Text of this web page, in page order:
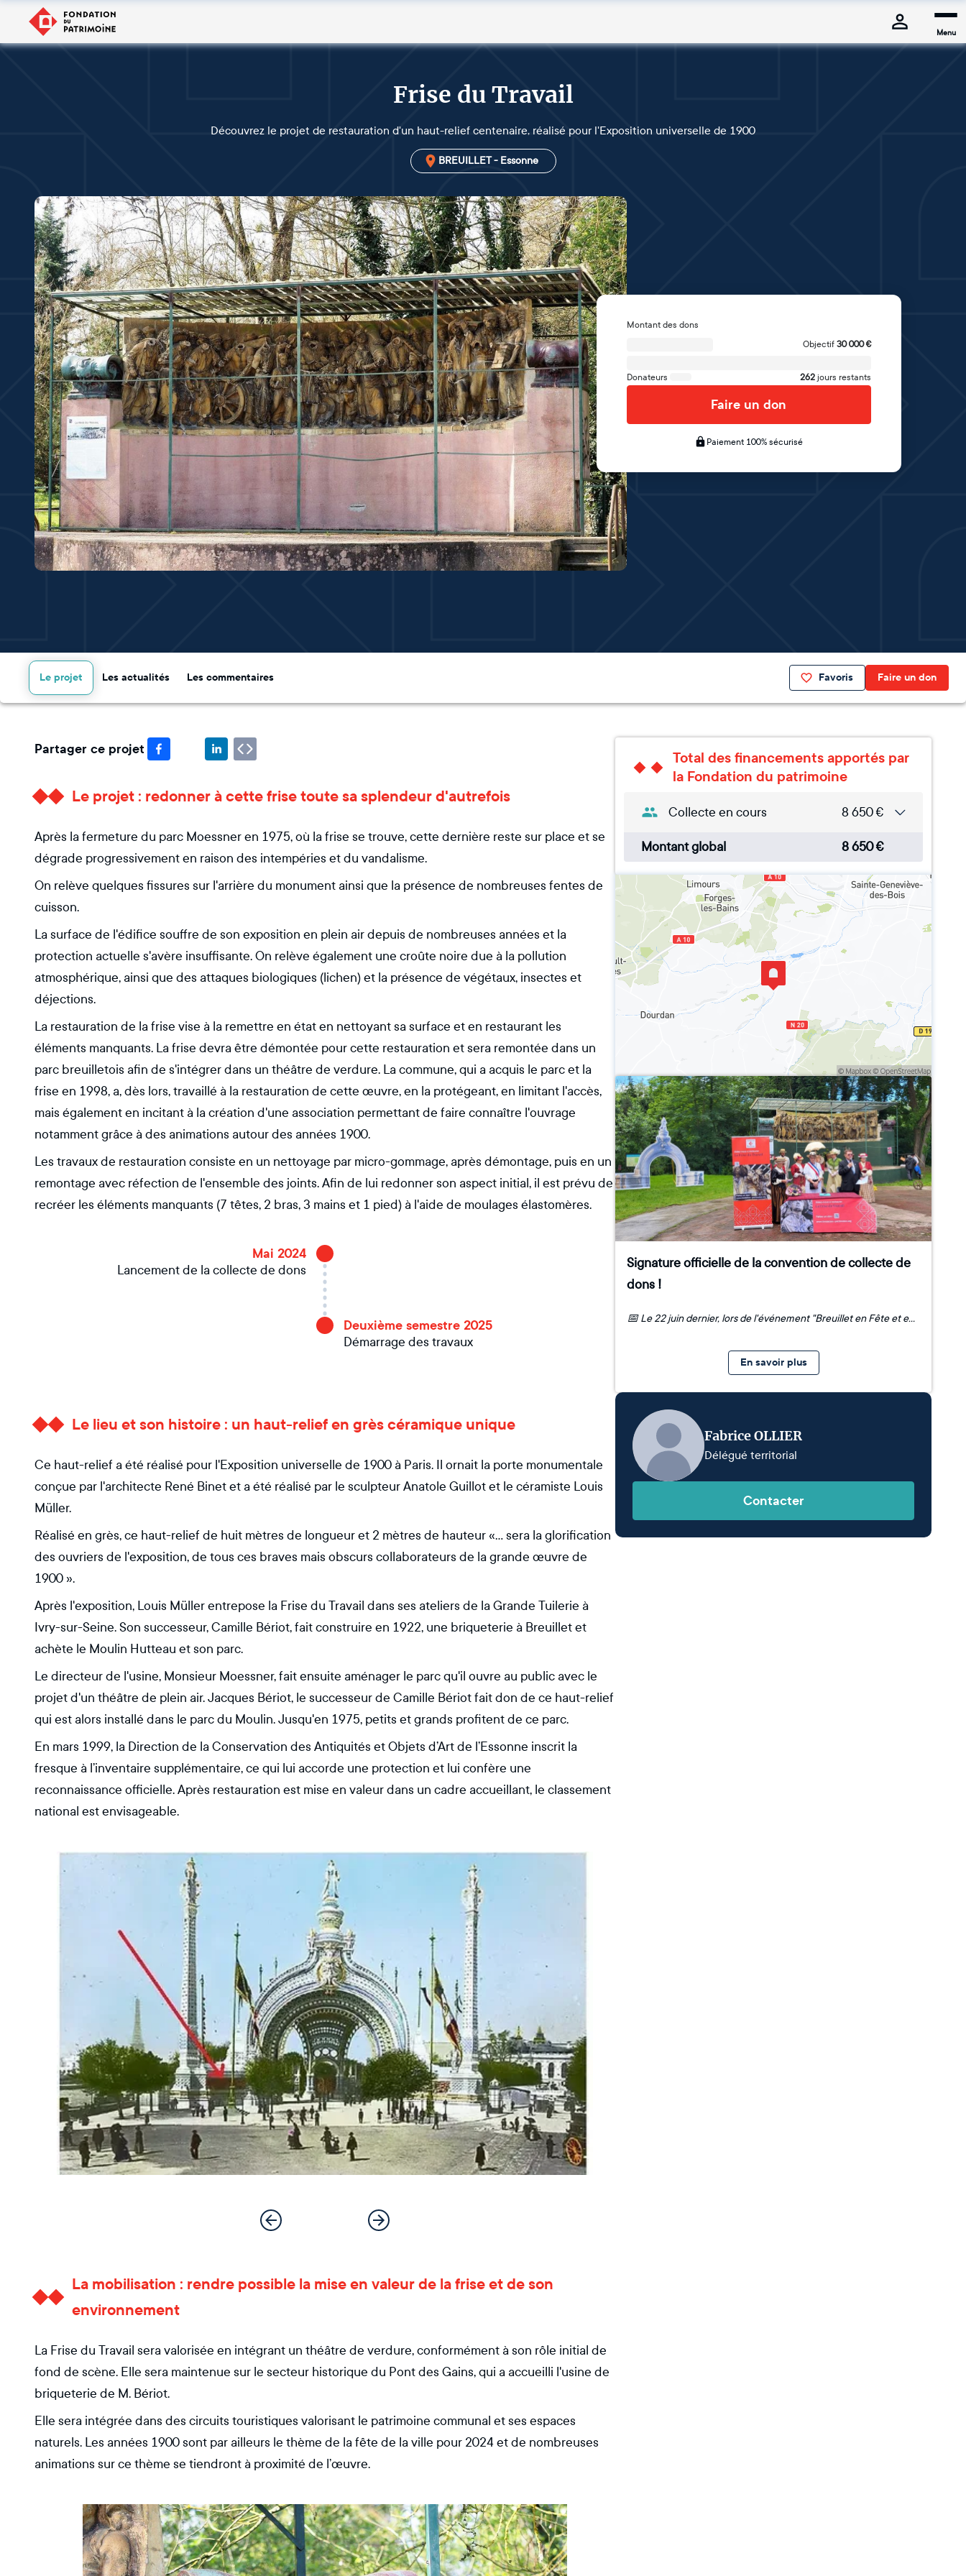
Menu
Frise du Travail
Découvrez le projet de restauration d'un haut-relief centenaire, réalisé pour l'Exposition universelle de 1900
BREUILLET - Essonne
Montant des dons
Objectif 30 000€
Donateurs 262 jours restants
Faire un don
Paiement 100% sécurisé
Favoris Faire un don
Le projet Les actualités Les commentaires
Partager ce projet
Le projet : redonner à cette frise toute sa splendeur d'autrefois
Après la fermeture du parc Moessner en 1975, où la frise se trouve, cette dernière reste sur place et se
dégrade progressivement en raison des intempéries et du vandalisme.
On relève quelques fissures sur l'arrière du monument ainsi que la présence de nombreuses fentes de
cuisson.
La surface de l'édifice souffre de son exposition en plein air depuis de nombreuses années et la
protection actuelle s'avère insuffisante. On relève également une croûte noire due à la pollution
atmosphérique, ainsi que des attaques biologiques (lichen) et la présence de végétaux, insectes et
déjections.
La restauration de la frise vise à la remettre en état en nettoyant sa surface et en restaurant les
éléments manquants. La frise devra être démontée pour cette restauration et sera remontée dans un
parc breuilletois afin de s'intégrer dans un théâtre de verdure. La commune, qui a acquis le parc et la
frise en 1998, a, dès lors, travaillé à la restauration de cette œuvre, en la protégeant, en limitant l'accès,
mais également en incitant à la création d'une association permettant de faire connaître l'ouvrage
notamment grâce à des animations autour des années 1900.
Les travaux de restauration consiste en un nettoyage par micro-gommage, après démontage, puis en un
remontage avec réfection de l'ensemble des joints. Afin de lui redonner son aspect initial, il est prévu de
recréer les éléments manquants (7 têtes, 2 bras, 3 mains et 1 pied) à l'aide de moulages élastomères.
Mai 2024
Lancement de la collecte de dons
Deuxième semestre 2025
Démarrage des travaux
Le lieu et son histoire : un haut-relief en grès céramique unique
Ce haut-relief a été réalisé pour l'Exposition universelle de 1900 à Paris. Il ornait la porte monumentale
conçue par l'architecte René Binet et a été réalisé par le sculpteur Anatole Guillot et le céramiste Louis
Müller.
Réalisé en grès, ce haut-relief de huit mètres de longueur et 2 mètres de hauteur «... sera la glorification
des ouvriers de l'exposition, de tous ces braves mais obscurs collaborateurs de la grande œuvre de
1900 ».
Après l'exposition, Louis Müller entrepose la Frise du Travail dans ses ateliers de la Grande Tuilerie à
Ivry-sur-Seine. Son successeur, Camille Bériot, fait construire en 1922, une briqueterie à Breuillet et
achète le Moulin Hutteau et son parc.
Le directeur de l'usine, Monsieur Moessner, fait ensuite aménager le parc qu'il ouvre au public avec le
projet d'un théâtre de plein air. Jacques Bériot, le successeur de Camille Bériot fait don de ce haut-relief
qui est alors installé dans le parc du Moulin. Jusqu'en 1975, petits et grands profitent de ce parc.
En mars 1999, la Direction de la Conservation des Antiquités et Objets d’Art de l’Essonne inscrit la
fresque à l’inventaire supplémentaire, ce qui lui accorde une protection et lui confère une
reconnaissance officielle. Après restauration est mise en valeur dans un cadre accueillant, le classement
national est envisageable.
La mobilisation : rendre possible la mise en valeur de la frise et de son
environnement
La Frise du Travail sera valorisée en intégrant un théâtre de verdure, conformément à son rôle initial de
fond de scène. Elle sera maintenue sur le secteur historique du Pont des Gains, qui a accueilli l'usine de
briqueterie de M. Bériot.
Elle sera intégrée dans des circuits touristiques valorisant le patrimoine communal et ses espaces
naturels. Les années 1900 sont par ailleurs le thème de la fête de la ville pour 2024 et de nombreuses
animations sur ce thème se tiendront à proximité de l’œuvre.
Total des financements apportés par
la Fondation du patrimoine
Collecte en cours 8 650€
Montant global 8 650€
Signature officielle de la convention de collecte de
dons !
📅 Le 22 juin dernier, lors de l'événement "Breuillet en Fête et en Musique" sur le thème "Voyage à travers la Belle Époque de 1900", a eu lieu la signature officielle de la convention de collecte de dons en faveur de la restauration de la Frise du Travail à Breuillet. Étaient présents Christian Thérond et Fabrice Ollier, délégués de la Fondation du patrimoine pour le département de l’Essonne, Ghislaine Lecron, présidente de l’association Les Amis de la Frise du Travail, Véronique Mayeur, maire de Breuillet et vice-présidente de Cœur d’Essonne Agglomération, ainsi que Laetitia Thomas, adjointe au maire en charge des relations avec les associations de la culture et du patrimoine culturel.
En savoir plus
Fabrice OLLIER
Délégué territorial
Contacter